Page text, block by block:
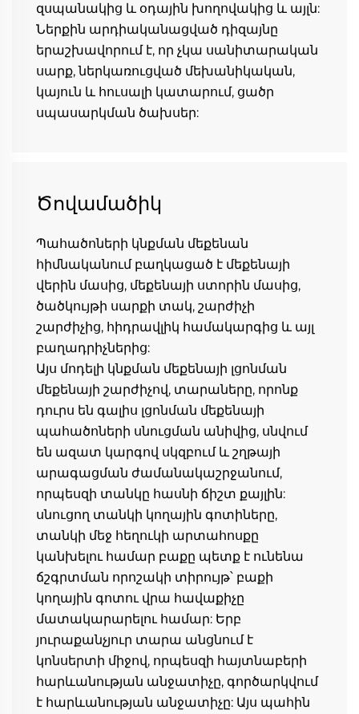
զսպանակից և օդային խողովակից և այլն:
Ներքին արդիականացված դիզայնը
երաշխավորում է, որ չկա սանիտարական
սարք, ներկառուցված մեխանիկական,
կայուն և հուսալի կատարում, ցածր
սպասարկման ծախսեր:
Ծովամածիկ
Պահածոների կնքման մեքենան
հիմնականում բաղկացած է մեքենայի
վերին մասից, մեքենայի ստորին մասից,
ծածկույթի սարքի տակ, շարժիչի
շարժիչից, հիդրավլիկ համակարգից և այլ
բաղադրիչներից:
Այս մոդելի կնքման մեքենայի լցոնման
մեքենայի շարժիչով, տարաները, որոնք
դուրս են գալիս լցոնման մեքենայի
պահածոների սնուցման անիվից, սնվում
են ազատ կարգով սկզբում և շղթայի
արագացման ժամանակաշրջանում,
որպեսզի տանկը հասնի ճիշտ քայլին:
սնուցող տանկի կողային գոտիները,
տանկի մեջ հեղուկի արտահոսքը
կանխելու համար բաքը պետք է ունենա
ճշգրտման որոշակի տիրույթ՝ բաքի
կողային գոտու վրա հավաքիչը
մատակարարելու համար: Երբ
յուրաքանչյուր տարա անցնում է
կոնսերտի միջով, որպեսզի հայտնաբերի
հարևանության անջատիչը, գործարկվում
է հարևանության անջատիչը: Այս պահին